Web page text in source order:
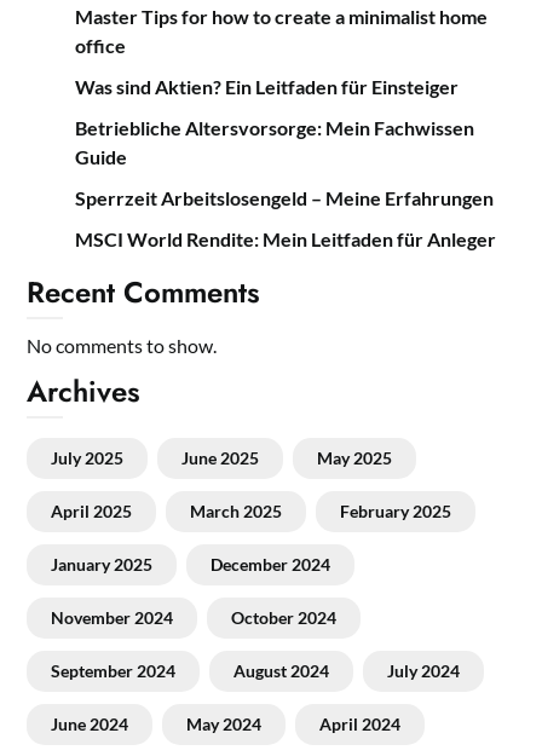
Master Tips for how to create a minimalist home
office
Was sind Aktien? Ein Leitfaden für Einsteiger
Betriebliche Altersvorsorge: Mein Fachwissen
Guide
Sperrzeit Arbeitslosengeld – Meine Erfahrungen
MSCI World Rendite: Mein Leitfaden für Anleger
Recent Comments
No comments to show.
Archives
July 2025 June 2025 May 2025
April 2025 March 2025 February 2025
January 2025 December 2024
November 2024 October 2024
September 2024 August 2024 July 2024
June 2024 May 2024 April 2024